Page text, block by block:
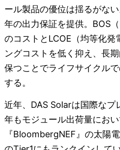
ール製品の優位は揺るがな
年の出力保証を提供。BOS
のコストとLCOE（均等化発
ングコストを低く抑え、長
保つことでライフサイクル
する。
近年、DAS Solarは国際な
年もモジュール出荷量にお
『BloombergNEF』の太陽